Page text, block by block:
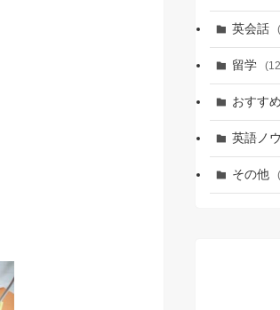
英会話
留学
おすす
英語ノ
その他